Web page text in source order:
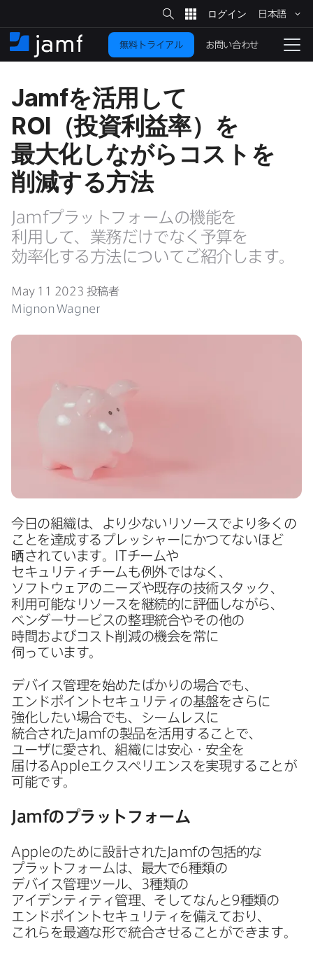
イ
ン
コ
テ
ン
ツ
に
​
移
動
サ
イ
ト
検
索
日本語
ホ
ー
ナ
無料トライアル お問い合わせ
Jamfを​活用して
ROI （投資利益率）を​
最大化しながら​コストを​
削減する​方​法
Jamfプラットフォームの​機能を​
利用して、​業務だけでなく​予算を​
効率化する​方​法に​ついて​ご紹介します。
May 11 2023 投稿者
Mignon Wagner
今日の​組織は、​より​少ない​リソースで​より​多くの​
ことを​達成する​プレッシャーに​かつてない​ほど​
晒されています。
ITチームや​
セキュリティチームも​例外ではなく、​
ソフトウェアの​ニーズや​既存の​技術スタック、​
利用​可能な​リソースを​継続的に​評価しながら、​
ベンダーサービスの​整理統合や​その​他の​
時間および​コスト削減の​機会を​常に​
伺っています。
デバイス管理を​始めたばかりの​場合でも、​
エンドポイントセキュリティの​基盤を​さらに​
強化したい​場合でも、​シームレスに​
統合された Jamfの​製品を​活用する​ことで、​
ユーザに​愛され、​組織には​安心・安全を​
届けるAppleエクスペリエンスを​実現する​ことが​
可能です。
Jamfの​プラットフォーム
Appleの​ために​設計された Jamfの​包括的な​
プラットフォームは、​最大で6種類の​
デバイス管理ツール、
3種類の​
アイデンティティ管理、​そして​なんと 9種類の​
エンドポイントセキュリティを​備えており、​
これらを​最適な形で​統合させる​ことができます。